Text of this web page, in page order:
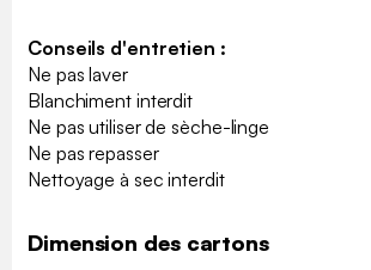
Conseils d'entretien :
Ne pas laver
Blanchiment interdit
Ne pas utiliser de sèche-linge
Ne pas repasser
Nettoyage à sec interdit
Dimension des cartons